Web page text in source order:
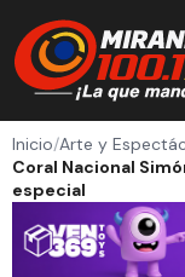
Inicio/Arte y
Coral Nacional
especial